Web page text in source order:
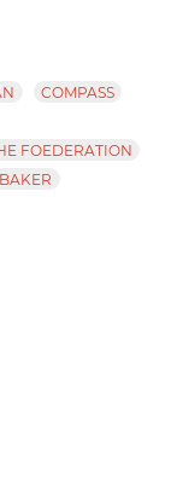
COMPASS
FOEDERATION